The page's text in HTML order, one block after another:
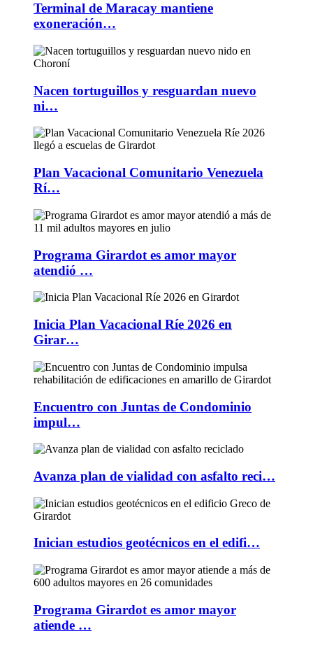
Terminal de Maracay mantiene
exoneración…
Nacen tortuguillos y resguardan nuevo
ni…
Plan Vacacional Comunitario Venezuela
Rí…
Programa Girardot es amor mayor
atendió …
Inicia Plan Vacacional Ríe 2026 en
Girar…
Encuentro con Juntas de Condominio
impul…
Avanza plan de vialidad con asfalto reci…
Inician estudios geotécnicos en el edifi…
Programa Girardot es amor mayor
atiende …